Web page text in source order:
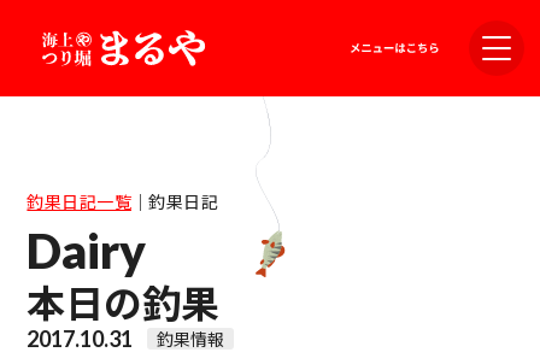
釣果日記一覧｜釣果日記
Dairy
本日の釣果
2017.10.31 釣果情報